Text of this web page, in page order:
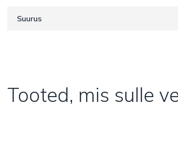
Suurus
Tooted, mis sulle